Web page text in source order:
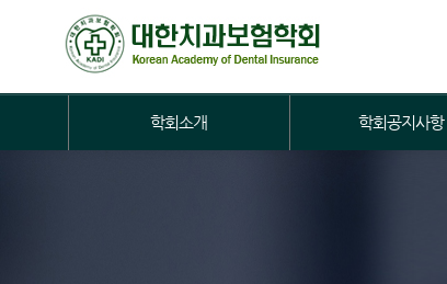
학회소개 학회공지사항